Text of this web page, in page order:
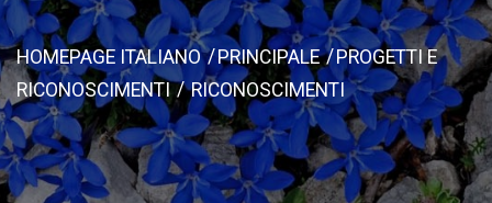
HOMEPAGE ITALIANO PRINCIPALE
PROGETTI E
RICONOSCIMENTI
RICONOSCIMENTI